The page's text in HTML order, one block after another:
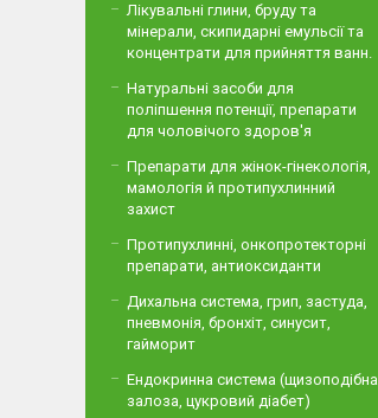
Лікувальні глини, бруду та
мінерали, скипидарні емульсії та
концентрати для прийняття ванн.
Натуральні засоби для
поліпшення потенції, препарати
для чоловічого здоров'я
Препарати для жінок-гінекологія,
мамологія й протипухлинний
захист
Протипухлинні, онкопротекторні
препарати, антиоксиданти
Дихальна система, грип, застуда,
пневмонія, бронхіт, синусит,
гайморит
Ендокринна система (щизоподібна
залоза, цукровий діабет)